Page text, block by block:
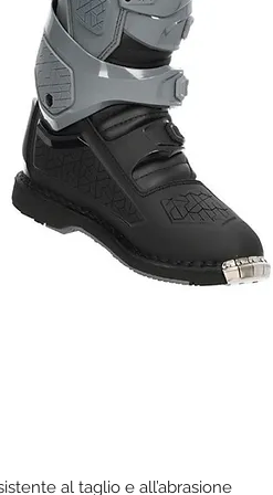
al taglio e all’abrasione